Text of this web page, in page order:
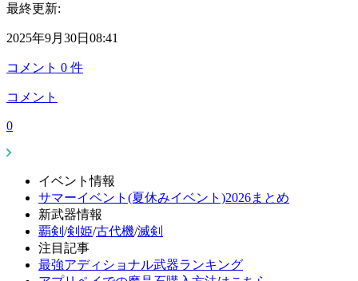
最終更新:
2025年9月30日08:41
コメント 0 件
コメント
0
イベント情報
サマーイベント(夏休みイベント)2026まとめ
新武器情報
覇剣 /剣姫/古代機/滅剣
注目記事
最強アディショナル武器ランキング